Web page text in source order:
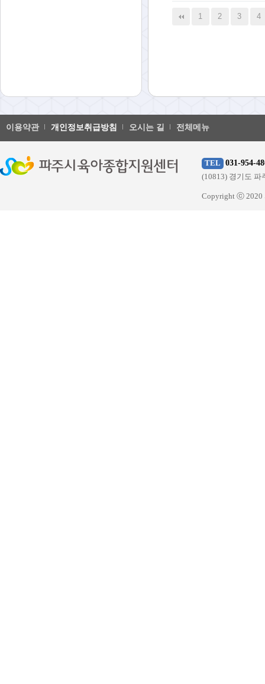
1 2 3 4
이용약관 개인정보취급방침 오시는 길 전체메뉴
TEL 031-954-
(10813) 경기도 파
Copyright ⓒ 2020